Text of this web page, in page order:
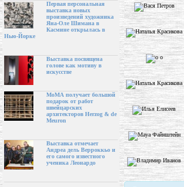
Первая персональная
выставка новых
произведений художника
Яна-Оле Шимана в
Касмине открылась в
Нью-Йорке
Выставка посвящена
голове как мотиву в
искусстве
МоМА получает большой
подарок от работ
швейцарских
архитекторов Herzog & de
Meuron
Выставка отмечает
Андреа дель Верроккьо и
его самого известного
ученика Леонардо